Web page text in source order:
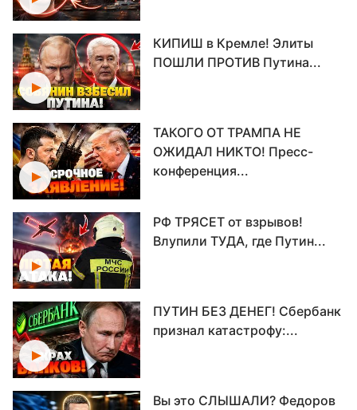
КИПИШ в Кремле! Элиты
ПОШЛИ ПРОТИВ Путина...
ТАКОГО ОТ ТРАМПА НЕ
ОЖИДАЛ НИКТО! Пресс-
конференция...
РФ ТРЯСЕТ от взрывов!
Влупили ТУДА, где Путин...
ПУТИН БЕЗ ДЕНЕГ! Сбербанк
признал катастрофу:...
Вы это СЛЫШАЛИ? Федоров